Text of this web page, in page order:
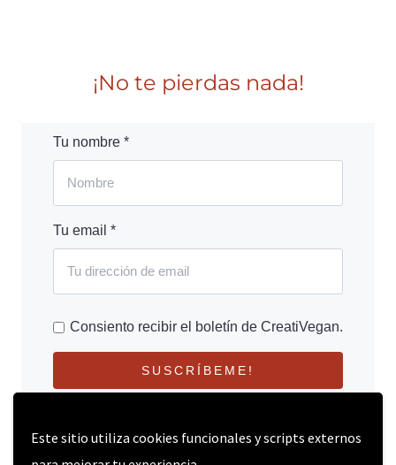
Este sitio utiliza cookies funcionales y scripts externos
¡No te pierdas nada!
Tu nombre *
Tu email *
Consiento recibir el boletín de CreatiVegan.
SUSCRÍBEME!